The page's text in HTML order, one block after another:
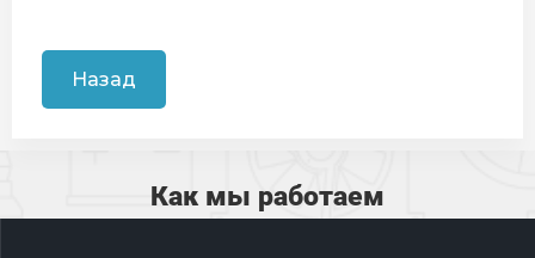
Назад
Как мы работаем